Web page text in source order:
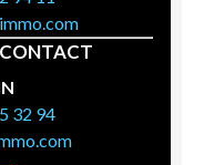
32 94